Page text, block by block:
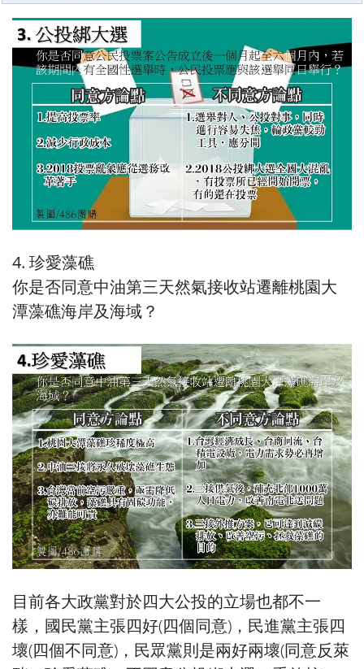
4. 珍愛藻礁
你是否同意中油第三天然氣接收站遷離桃園大
潭藻礁海岸及海域？
目前各大政黨對於四大公投的立場也都不一
樣，國民黨主張四好(四個同意)，民進黨主張四
壞(四個不同意)，民眾黨則是兩好兩壞(同意反萊